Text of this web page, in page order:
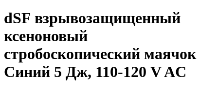
dSF взрывозащищенный
ксеноновый
стробоскопический маячок
Синий 5 Дж, 110-120 V AC